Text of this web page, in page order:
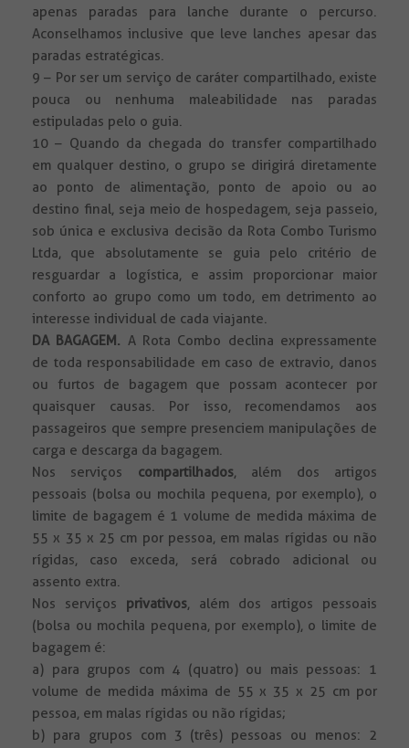
apenas paradas para lanche durante o percurso.
Aconselhamos inclusive que leve lanches apesar das
paradas estratégicas.
9 – Por ser um serviço de caráter compartilhado, existe
pouca ou nenhuma maleabilidade nas paradas
estipuladas pelo o guia.
10 – Quando da chegada do transfer compartilhado
em qualquer destino, o grupo se dirigirá diretamente
ao ponto de alimentação, ponto de apoio ou ao
destino final, seja meio de hospedagem, seja passeio,
sob única e exclusiva decisão da Rota Combo Turismo
Ltda, que absolutamente se guia pelo critério de
resguardar a logística, e assim proporcionar maior
conforto ao grupo como um todo, em detrimento ao
interesse individual de cada viajante.
DA BAGAGEM. A Rota Combo declina expressamente
de toda responsabilidade em caso de extravio, danos
ou furtos de bagagem que possam acontecer por
quaisquer causas. Por isso, recomendamos aos
passageiros que sempre presenciem manipulações de
carga e descarga da bagagem.
Nos serviços compartilhados, além dos artigos
pessoais (bolsa ou mochila pequena, por exemplo), o
limite de bagagem é 1 volume de medida máxima de
55 x 35 x 25 cm por pessoa, em malas rígidas ou não
rígidas, caso exceda, será cobrado adicional ou
assento extra.
Nos serviços privativos, além dos artigos pessoais
(bolsa ou mochila pequena, por exemplo), o limite de
bagagem é:
a) para grupos com 4 (quatro) ou mais pessoas: 1
volume de medida máxima de 55 x 35 x 25 cm por
pessoa, em malas rígidas ou não rígidas;
b) para grupos com 3 (três) pessoas ou menos: 2